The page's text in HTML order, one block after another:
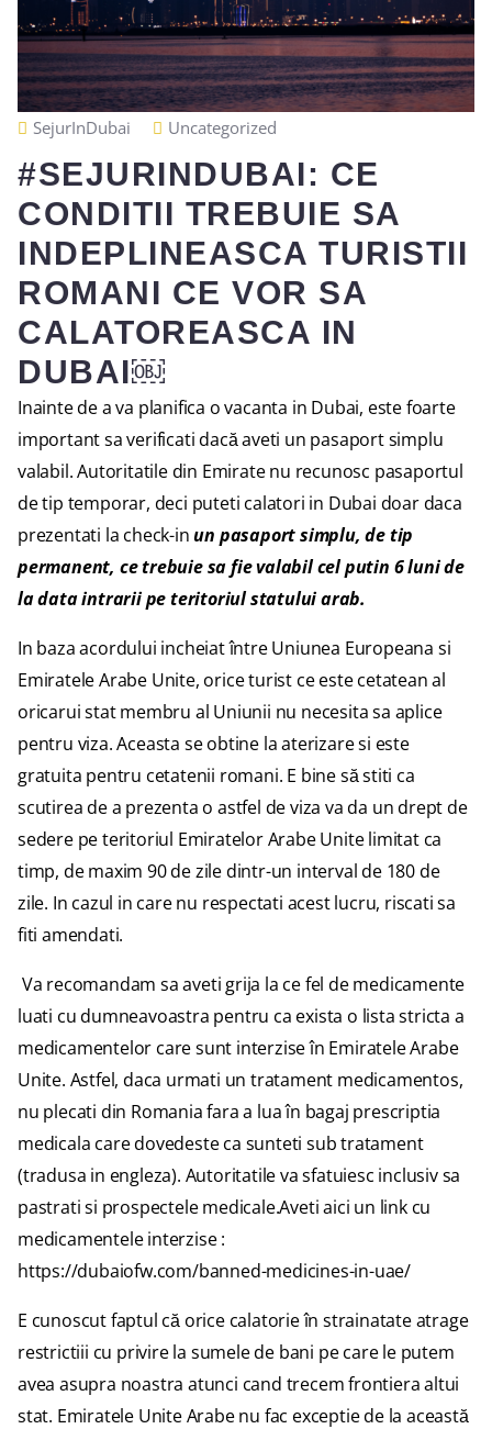
SejurInDubai Uncategorized
#SEJURINDUBAI: CE
CONDITII TREBUIE SA
INDEPLINEASCA TURISTII
ROMANI CE VOR SA
CALATOREASCA IN
DUBAI￼
Inainte de a va planifica o vacanta in Dubai, este foarte
important sa verificati dacă aveti un pasaport simplu
valabil. Autoritatile din Emirate nu recunosc pasaportul
de tip temporar, deci puteti calatori in Dubai doar daca
prezentati la check-inun pasaport simplu, de tip
permanent, ce trebuie sa fie valabil cel putin 6 luni de
la data intrarii pe teritoriul statului arab.
In baza acordului incheiat între Uniunea Europeana si
Emiratele Arabe Unite, orice turist ce este cetatean al
oricarui stat membru al Uniunii nu necesita sa aplice
pentru viza. Aceasta se obtine la aterizare si este
gratuita pentru cetatenii romani. E bine să stiti ca
scutirea de a prezenta o astfel de viza va da un drept de
sedere pe teritoriul Emiratelor Arabe Unite limitat ca
timp, de maxim 90 de zile dintr-un interval de 180 de
zile. In cazul in care nu respectati acest lucru, riscati sa
fiti amendati.
Va recomandam sa aveti grija la ce fel de medicamente
luati cu dumneavoastra pentru ca exista o lista stricta a
medicamentelor care sunt interzise în Emiratele Arabe
Unite. Astfel, daca urmati un tratament medicamentos,
nu plecati din Romania fara a lua în bagaj prescriptia
medicala care dovedeste ca sunteti sub tratament
(tradusa in engleza). Autoritatile va sfatuiesc inclusiv sa
pastrati si prospectele medicale.Aveti aici un link cu
medicamentele interzise :
https://dubaiofw.com/banned-medicines-in-uae/
E cunoscut faptul că orice calatorie în strainatate atrage
restrictiii cu privire la sumele de bani pe care le putem
avea asupra noastra atunci cand trecem frontiera altui
stat. Emiratele Unite Arabe nu fac exceptie de la această